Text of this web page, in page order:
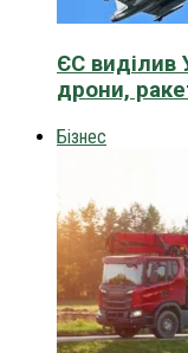
ЄС виділив
дрони,
Бізнес